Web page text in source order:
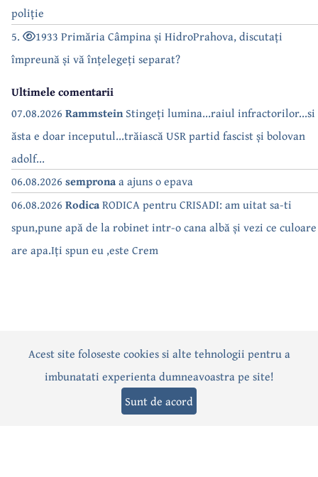
poliție
5.
1933 Primăria Câmpina și HidroPrahova, discutați
împreună și vă înțelegeți separat?
Ultimele comentarii
07.08.2026 RammsteinStingeți lumina...raiul infractorilor...si
ăsta e doar inceputul...trăiască USR partid fascist și bolovan
adolf...
06.08.2026 sempronaa ajuns o epava
06.08.2026 RodicaRODICA pentru CRISADI: am uitat sa-ti
spun,pune apă de la robinet intr-o cana albă și vezi ce culoare
are apa.Iți spun eu ,este Crem
ActualitatePoliticăSocialEvenimentInterviuri
Editorial Sport Anunțuri
Acest site foloseste cookies si alte tehnologii pentru a
imbunatati experienta dumneavoastra pe site!
Sunt de acord